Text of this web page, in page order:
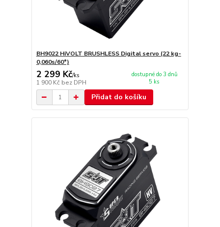
BH9022 HiVOLT BRUSHLESS Digital servo (22 kg-
0,060s/60°)
2 299 Kč/ks
1 900 Kč bez DPH
dostupné do 3 dnů
5 ks
Přidat do košíku